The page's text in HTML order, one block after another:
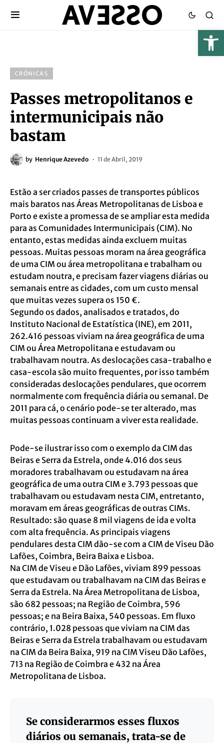
CRÓNICAS
Passes metropolitanos e
intermunicipais não
bastam
by Henrique Azevedo 11 de Abril, 2019
Estão a ser criados passes de transportes públicos
mais baratos nas Áreas Metropolitanas de Lisboa e
Porto e existe a promessa de se ampliar esta medida
para as Comunidades Intermunicipais (CIM). No
entanto, estas medidas ainda excluem muitas
pessoas. Muitas pessoas moram na área geográfica
de uma CIM ou área metropolitana e trabalham ou
estudam noutra, e precisam fazer viagens diárias ou
semanais entre as cidades, com um custo mensal
que muitas vezes supera os 150 €.
Segundo os dados, analisados e tratados, do
Instituto Nacional de Estatística (INE), em 2011,
262.416 pessoas viviam na área geográfica de uma
CIM ou Área Metropolitana e estudavam ou
trabalhavam noutra. As deslocações casa-trabalho e
casa-escola são muito frequentes, por isso também
consideradas deslocações pendulares, que ocorrem
normalmente com frequência diária ou semanal. De
2011 para cá, o cenário pode-se ter alterado, mas
muitas pessoas continuam a viver esta realidade.
Pode-se ilustrar isso com o exemplo da CIM das
Beiras e Serra da Estrela, onde 4.016 dos seus
moradores trabalhavam ou estudavam na área
geográfica de uma outra CIM e 3.793 pessoas que
trabalhavam ou estudavam nesta CIM, entretanto,
moravam em áreas geográficas de outras CIMs.
Resultado: são quase 8 mil viagens de ida e volta
com alta frequência. As principais viagens
pendulares desta CIM dão-se com a CIM de Viseu Dão
Lafões, Coimbra, Beira Baixa e Lisboa.
Na CIM de Viseu e Dão Lafões, viviam 899 pessoas
que estudavam ou trabalhavam na CIM das Beiras e
Serra da Estrela. Na Área Metropolitana de Lisboa,
são 682 pessoas; na Região de Coimbra, 596
pessoas; e na Beira Baixa, 540 pessoas. Em fluxo
contrário, 1.028 pessoas que viviam na CIM das
Beiras e Serra da Estrela trabalhavam ou estudavam
na CIM da Beira Baixa, 919 na CIM Viseu Dão Lafões,
713 na Região de Coimbra e 432 na Área
Metropolitana de Lisboa.
Se considerarmos esses fluxos
diários ou semanais, trata-se de